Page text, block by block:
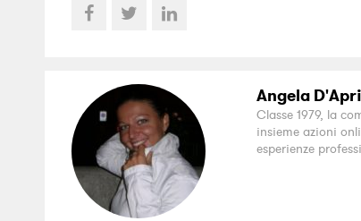
Angela
Classe 1979, la
insieme azioni
esperienze